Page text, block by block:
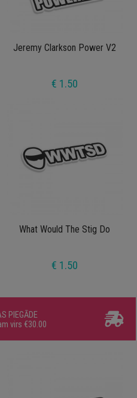
Jeremy Clarkson Power V2
€ 1.50
What Would The Stig Do
€ 1.50
PIEGĀDE
virs €30.00